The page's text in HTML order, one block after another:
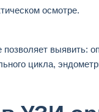
осмотре.
позволяет выявить:
цикла,